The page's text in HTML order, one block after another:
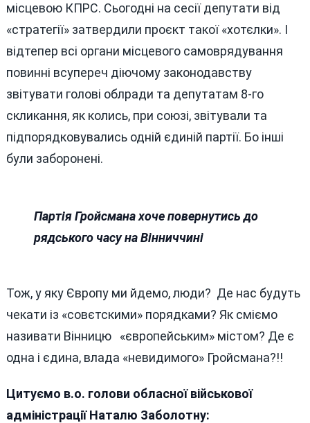
місцевою КПРС. Сьогодні на сесії депутати від
«стратегії» затвердили проєкт такої «хотєлки». І
відтепер всі органи місцевого самоврядування
повинні всупереч діючому законодавству
звітувати голові облради та депутатам 8-го
скликання, як колись, при союзі, звітували та
підпорядковувались одній єдиній партії. Бо інші
були заборонені.
Партія Гройсмана хоче повернутись до
рядського часу на Вінниччині
Тож, у яку Європу ми йдемо, люди? Де нас будуть
чекати із «совєтскими» порядками? Як сміємо
називати Вінницю «європейським» містом? Де є
одна і єдина, влада «невидимого» Гройсмана?!!
Цитуємо в.о. голови обласної військової
адміністрації Наталю Заболотну: